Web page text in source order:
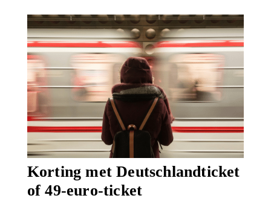
Korting met Deutschlandticket
of 49-euro-ticket